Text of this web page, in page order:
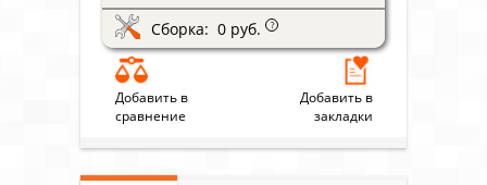
Сборка: 0 руб.
?
Добавить в
сравнение
Добавить в
закладки